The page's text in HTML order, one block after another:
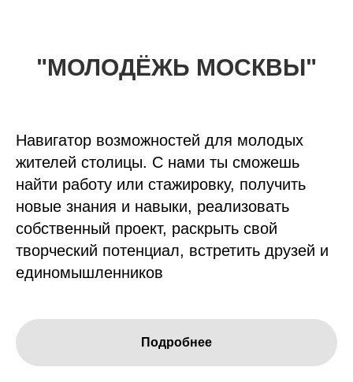
"МОЛОДЁЖЬ МОСКВЫ"
Навигатор возможностей для молодых
жителей столицы. С нами ты сможешь
найти работу или стажировку, получить
новые знания и навыки, реализовать
собственный проект, раскрыть свой
творческий потенциал, встретить друзей и
единомышленников
Подробнее